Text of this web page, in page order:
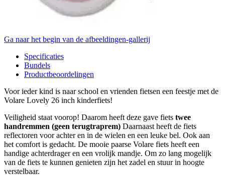
Ga naar het begin van de afbeeldingen-gallerij
Specificaties
Bundels
Productbeoordelingen
Voor ieder kind is naar school en vrienden fietsen een feestje met de
Volare Lovely 26 inch kinderfiets!
Veiligheid staat voorop! Daarom heeft deze gave fiets twee
handremmen (geen terugtraprem) Daarnaast heeft de fiets
reflectoren voor achter en in de wielen en een leuke bel. Ook aan
het comfort is gedacht. De mooie paarse Volare fiets heeft een
handige achterdrager en een vrolijk mandje. Om zo lang mogelijk
van de fiets te kunnen genieten zijn het zadel en stuur in hoogte
verstelbaar.